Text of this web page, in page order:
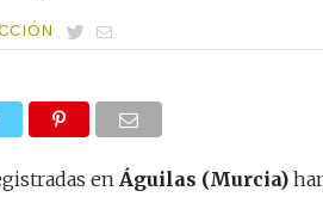
enÁguilas (Murcia)